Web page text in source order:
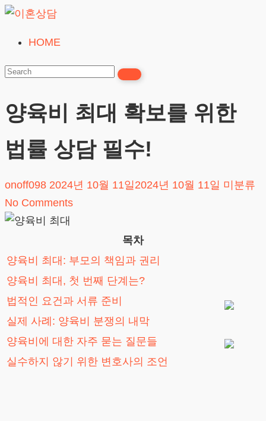
Skip
content
혼
담
24시간365일
HOME
양육비 최대 확보를 위한
법률 상담 필수!
onoff098 2024년 10월 11일 2024년 10월 11일 미분류
No Comments
목차
양육비 최대: 부모의 책임과 권리
양육비 최대, 첫 번째 단계는?
법적인 요건과 서류 준비
실제 사례: 양육비 분쟁의 내막
양육비에 대한 자주 묻는 질문들
실수하지 않기 위한 변호사의 조언